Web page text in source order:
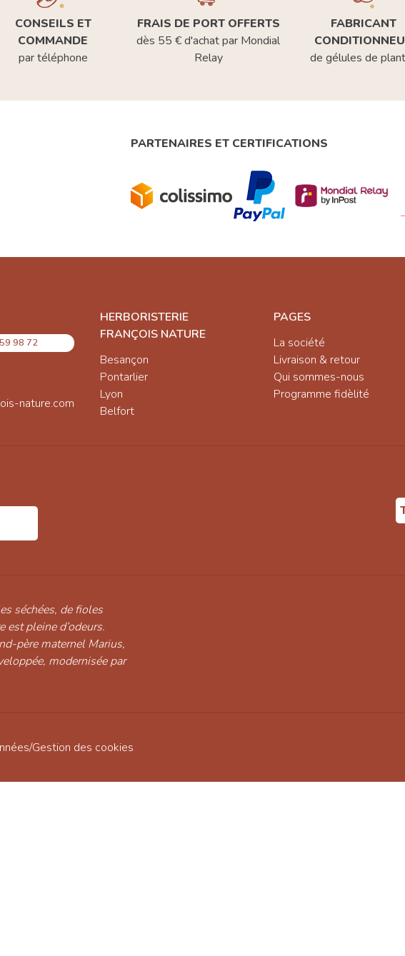
CONSEILS ET
COMMANDE
par téléphone
FRAIS DE PORT OFFERTS
dès 55 € d'achat par Mondial
Relay
FABRICANT
de gélules de
PARTENAIRES ET CERTIFICATIONS
98 72
nature.com
HERBORISTERIE
FRANÇOIS NATURE
Besançon
Pontarlier
Lyon
Belfort
PAGES
La société
Livraison & retour
Qui sommes-nous
Programme fidèlité
séchées, de fioles
est pleine d’odeurs.
père maternel Marius,
modernisée par
/Gestion des cookies